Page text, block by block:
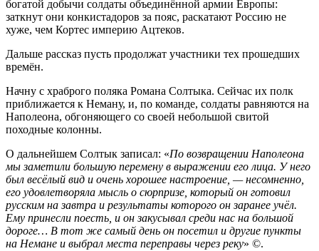
богатой добычи солдаты объединённой армии Европы:
заткнут они конкистадоров за пояс, раскатают Россию не
хуже, чем Кортес империю Ацтеков.
Дальше рассказ пусть продолжат участники тех прошедших
времён.
Начну с храброго поляка Романа Солтыка. Сейчас их полк
приближается к Неману, и, по команде, солдаты равняются на
Наполеона, обгоняющего со своей небольшой свитой
походные колонны.
О дальнейшем Солтык записал: «По возвращении Наполеона
мы заметили большую перемену в выражении его лица. У него
был весёлый вид и очень хорошее настроение, — несомненно,
его удовлетворяла мысль о сюрпризе, который он готовил
русским на завтра и результаты которого он заранее учёл.
Ему принесли поесть, и он закусывал среди нас на большой
дороге… В тот же самый день он посетил и другие пункты
на Немане и выбрал места переправы через реку» ©.